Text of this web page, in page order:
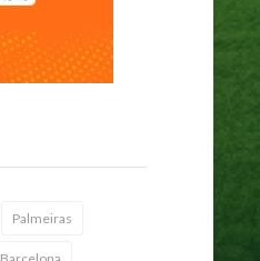
Palmeiras